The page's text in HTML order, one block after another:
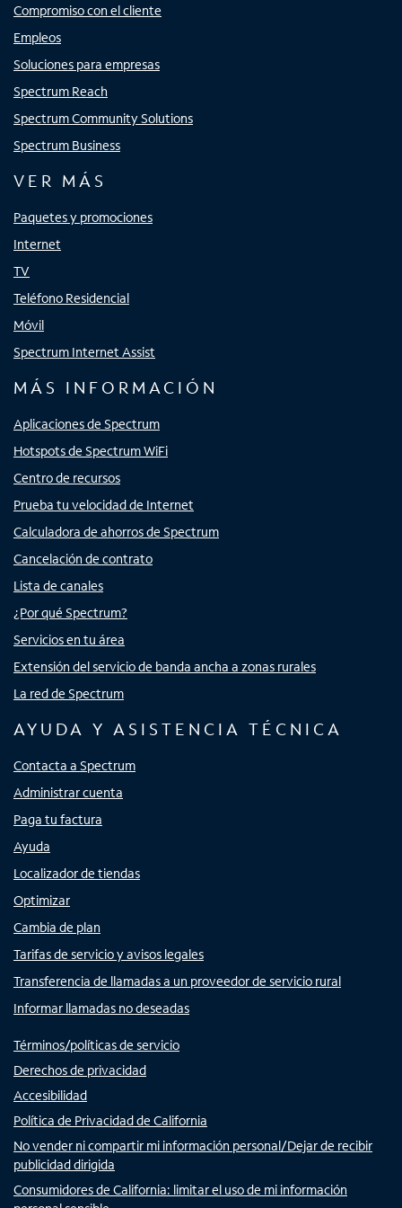
Compromiso con el cliente
Empleos
Soluciones para empresas
Spectrum Reach
Spectrum Community Solutions
Spectrum Business
VER MÁS
Paquetes y promociones
Internet
TV
Teléfono Residencial
Móvil
Spectrum Internet Assist
MÁS INFORMACIÓN
Aplicaciones de Spectrum
Hotspots de Spectrum WiFi
Centro de recursos
Prueba tu velocidad de Internet
Calculadora de ahorros de Spectrum
Cancelación de contrato
Lista de canales
¿Por qué Spectrum?
Servicios en tu área
Extensión del servicio de banda ancha a zonas rurales
La red de Spectrum
AYUDA Y ASISTENCIA TÉCNICA
Contacta a Spectrum
Administrar cuenta
Paga tu factura
Ayuda
Localizador de tiendas
Optimizar
Cambia de plan
Tarifas de servicio y avisos legales
Transferencia de llamadas a un proveedor de servicio rural
Informar llamadas no deseadas
Términos/políticas de servicio
Derechos de privacidad
Accesibilidad
Política de Privacidad de California
No vender ni compartir mi información personal/Dejar de recibir
publicidad dirigida
Consumidores de California: limitar el uso de mi información